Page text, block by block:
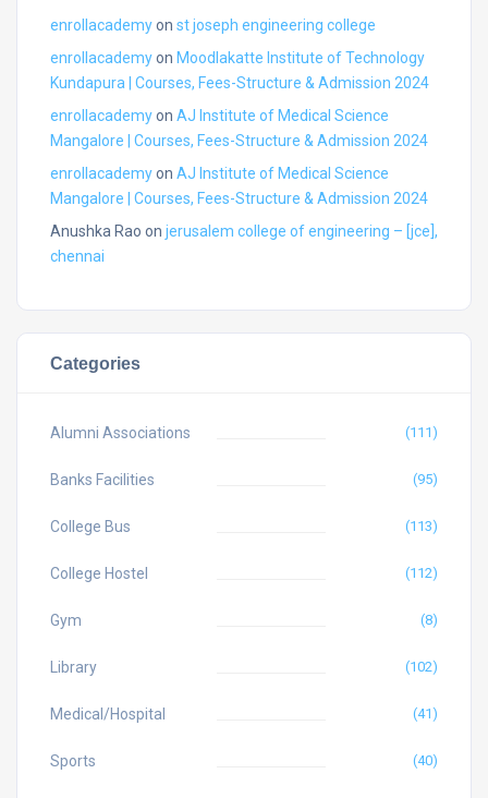
enrollacademyon st joseph engineering college
enrollacademyon Moodlakatte Institute of Technology
Kundapura | Courses, Fees-Structure & Admission 2024
enrollacademyon AJ Institute of Medical Science
Mangalore | Courses, Fees-Structure & Admission 2024
enrollacademyon AJ Institute of Medical Science
Mangalore | Courses, Fees-Structure & Admission 2024
Anushka Rao on jerusalem college of engineering – [jce],
chennai
Categories
Alumni Associations (111)
Banks Facilities (95)
College Bus (113)
College Hostel (112)
Gym (8)
Library (102)
Medical/Hospital (41)
Sports (40)